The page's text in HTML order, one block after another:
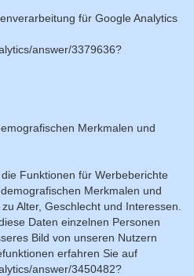
für Google Analytics
answer/3379636?
Merkmalen und
Funktionen für Werbeberichte
Merkmalen und
Alter, Geschlecht und Interessen.
Daten einzelnen Personen
Bild von unseren Nutzern
erfahren Sie auf
answer/3450482?